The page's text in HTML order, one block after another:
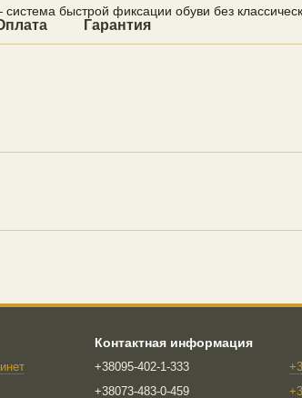
быстрой фиксации обуви без
Гарантия
Контактная информация
+38095-402-1-333
+38073-483-0-459